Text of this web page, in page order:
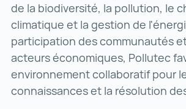
de la biodiversité, la pollution, le
climatique et la gestion de
participation des communautés
acteurs économiques, Pollutec
environnement collaboratif pour
connaissances et la résolution